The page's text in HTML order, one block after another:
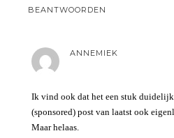
BEANTWOORDEN
ANNEMIEK
Ik vind ook dat het een stuk
(sponsored) post van laatst ook
Maar helaas.